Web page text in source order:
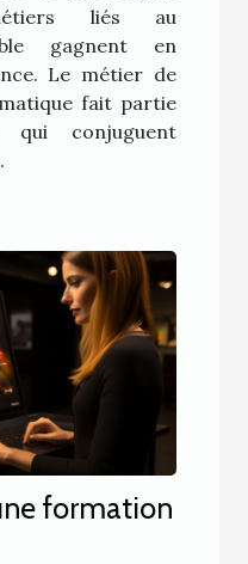
liés au
gagnent en
Le métier de
fait partie
qui conjuguent
formation